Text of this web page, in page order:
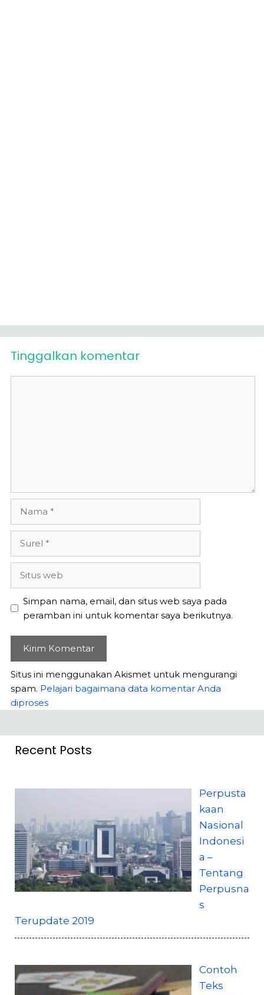
Tinggalkan komentar
Simpan nama, email, dan situs web saya pada
peramban ini untuk komentar saya berikutnya.
Situs ini menggunakan Akismet untuk mengurangi
spam. Pelajari bagaimana data komentar Anda
diproses
Recent Posts
Perpusta
kaan
Nasional
Indonesi
a –
Tentang
Perpusna
s
Terupdate 2019
Contoh
Teks